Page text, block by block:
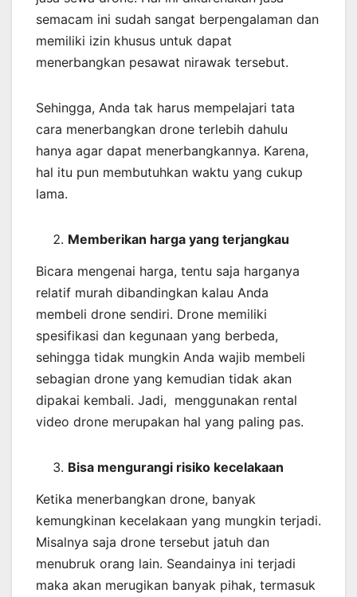
semacam ini sudah sangat berpengalaman dan
memiliki izin khusus untuk dapat
menerbangkan pesawat nirawak tersebut.
Sehingga, Anda tak harus mempelajari tata
cara menerbangkan drone terlebih dahulu
hanya agar dapat menerbangkannya. Karena,
hal itu pun membutuhkan waktu yang cukup
lama.
Memberikan harga yang terjangkau
Bicara mengenai harga, tentu saja harganya
relatif murah dibandingkan kalau Anda
membeli drone sendiri. Drone memiliki
spesifikasi dan kegunaan yang berbeda,
sehingga tidak mungkin Anda wajib membeli
sebagian drone yang kemudian tidak akan
dipakai kembali. Jadi, menggunakan rental
video drone merupakan hal yang paling pas.
Bisa mengurangi risiko kecelakaan
Ketika menerbangkan drone, banyak
kemungkinan kecelakaan yang mungkin terjadi.
Misalnya saja drone tersebut jatuh dan
menubruk orang lain. Seandainya ini terjadi
maka akan merugikan banyak pihak, termasuk